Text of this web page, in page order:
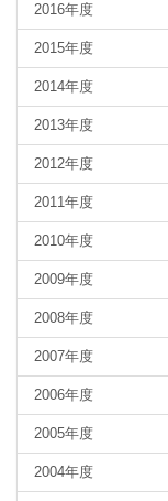
2016年度
2015年度
2014年度
2013年度
2012年度
2011年度
2010年度
2009年度
2008年度
2007年度
2006年度
2005年度
2004年度